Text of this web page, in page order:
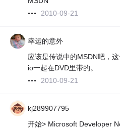
2010-09-21
幸运的意外
应该是传说中的MSDN吧，
io一起在DVD里带的。
2010-09-21
kj289907795
开始> Microsoft Developer